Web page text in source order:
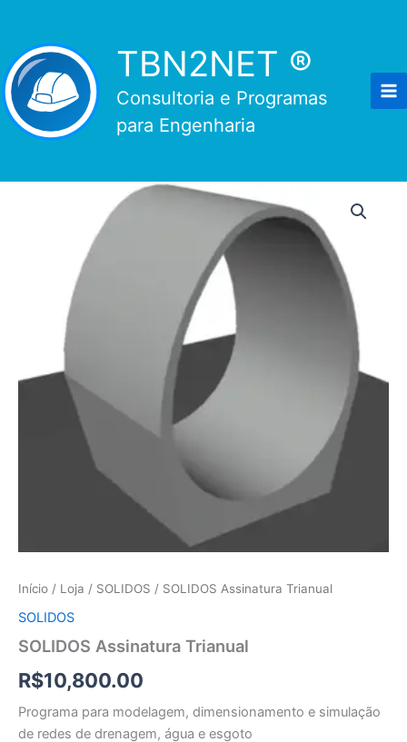
conteúdo
TBN2NET ®
Consultoria e Programas
para Engenharia
Início / Loja / SOLIDOS / SOLIDOS Assinatura Trianual
SOLIDOS
SOLIDOS Assinatura Trianual
R$10,800.00
Programa para modelagem, dimensionamento e simulação
de redes de drenagem, água e esgoto